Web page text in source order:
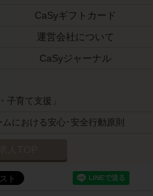
CaSyギフトカード
運営会社について
CaSyジャーナル
子育て支援」
における安心･安全行動原則